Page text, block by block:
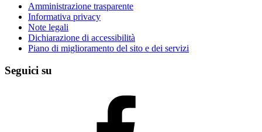
Amministrazione trasparente
Informativa privacy
Note legali
Dichiarazione di accessibilità
Piano di miglioramento del sito e dei servizi
Seguici su